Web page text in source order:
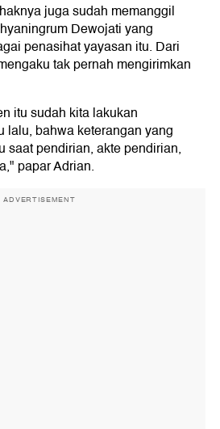
juga sudah memanggil
Dewojati yang
penasihat yayasan itu. Dari
tak pernah mengirimkan
itu sudah kita lakukan
lalu, bahwa keterangan yang
saat pendirian, akte pendirian,
papar Adrian.
ADVERTISEMENT